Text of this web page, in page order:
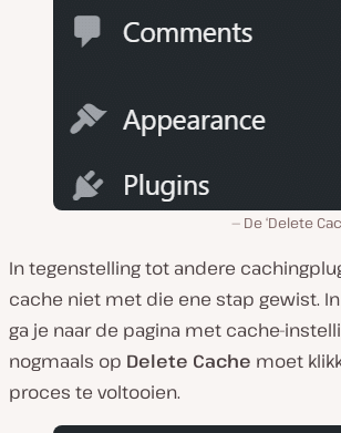
De ‘Delete
In tegenstelling tot andere
cache niet met die ene stap gewist.
ga je naar de pagina met cache-
nogmaals op Delete Cache moet
proces te voltooien.